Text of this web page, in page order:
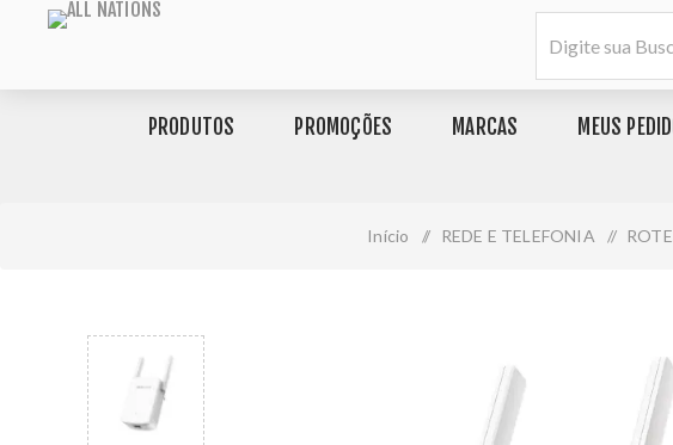
PRODUTOS PROMOÇÕES MARCAS MEUS
Início / REDE E TELEFONIA /